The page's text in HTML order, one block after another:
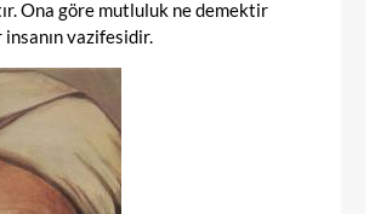
Ona göre mutluluk ne demektir
vazifesidir.